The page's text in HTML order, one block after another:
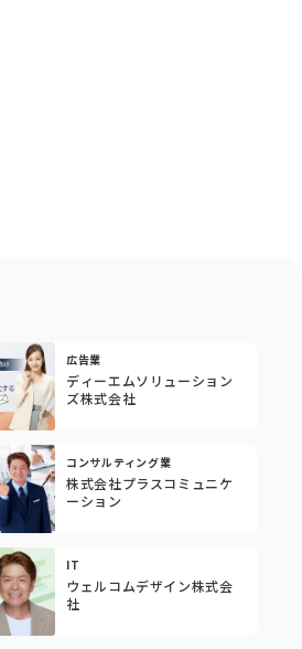
広告業
ディーエムソリューション
ズ株式会社
コンサルティング業
株式会社プラスコミュニケ
ーション
IT
ウェルコムデザイン株式会
社